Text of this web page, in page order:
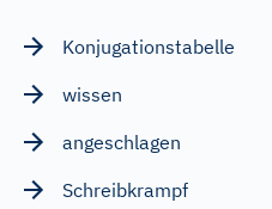
Konjugationstabelle
wissen
angeschlagen
Schreibkrampf